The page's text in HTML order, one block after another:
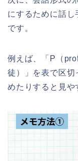
にするために話し
です。
例えば、「P（
徒）」を表で区切
めたりすると見や